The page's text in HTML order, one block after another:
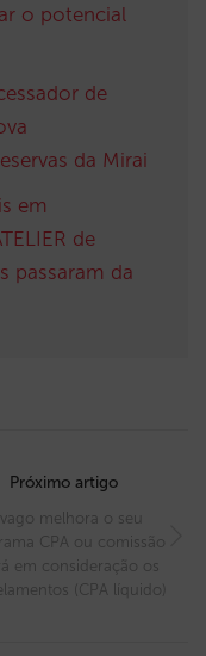
o potencial
de
da Mirai
em
de
passaram da
Próximo artigo
melhora o seu
CPA ou comissão
em consideração os
(CPA líquido)